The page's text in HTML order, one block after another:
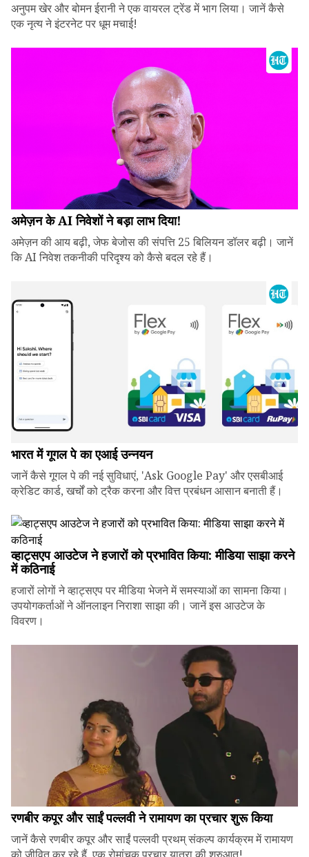
अनुपम खेर और बोमन ईरानी ने एक वायरल ट्रेंड में भाग लिया। जानें कैसे
एक नृत्य ने इंटरनेट पर धूम मचाई!
अमेज़न के AI निवेशों ने बड़ा लाभ दिया!
अमेज़न की आय बढ़ी, जेफ बेजोस की संपत्ति 25 बिलियन डॉलर बढ़ी। जानें
कि AI निवेश तकनीकी परिदृश्य को कैसे बदल रहे हैं।
भारत में गूगल पे का एआई उन्नयन
जानें कैसे गूगल पे की नई सुविधाएं, 'Ask Google Pay' और एसबीआई
क्रेडिट कार्ड, खर्चों को ट्रैक करना और वित्त प्रबंधन आसान बनाती हैं।
व्हाट्सएप आउटेज ने हजारों को प्रभावित किया: मीडिया साझा करने
में कठिनाई
हजारों लोगों ने व्हाट्सएप पर मीडिया भेजने में समस्याओं का सामना किया।
उपयोगकर्ताओं ने ऑनलाइन निराशा साझा की। जानें इस आउटेज के
विवरण।
रणबीर कपूर और साईं पल्लवी ने रामायण का प्रचार शुरू किया
जानें कैसे रणबीर कपूर और साईं पल्लवी प्रथम् संकल्प कार्यक्रम में रामायण